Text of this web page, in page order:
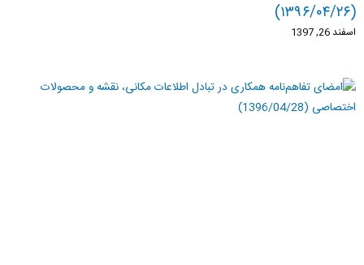
(۱۳۹۶/۰۴/۲۶)
اسفند 26, 1397